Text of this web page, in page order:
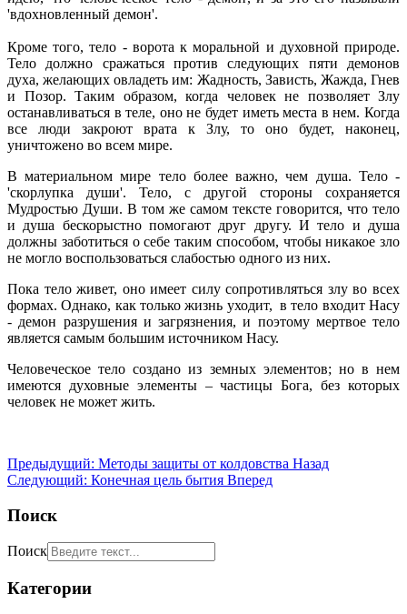
'вдохновленный демон'.
Кроме того, тело - ворота к моральной и духовной природе.
Тело должно сражаться против следующих пяти демонов
духа, желающих овладеть им: Жадность, Зависть, Жажда, Гнев
и Позор. Таким образом, когда человек не позволяет Злу
останавливаться в теле, оно не будет иметь места в нем. Когда
все люди закроют врата к Злу, то оно будет, наконец,
уничтожено во всем мире.
В материальном мире тело более важно, чем душа. Тело -
'скорлупка души'. Тело, с другой стороны сохраняется
Мудростью Души. В том же самом тексте говорится, что тело
и душа бескорыстно помогают друг другу. И тело и душа
должны заботиться о себе таким способом, чтобы никакое зло
не могло воспользоваться слабостью одного из них.
Пока тело живет, оно имеет силу сопротивляться злу во всех
формах. Однако, как только жизнь уходит, в тело входит Насу
- демон разрушения и загрязнения, и поэтому мертвое тело
является самым большим источником Насу.
Человеческое тело создано из земных элементов; но в нем
имеются духовные элементы – частицы Бога, без которых
человек не может жить.
Предыдущий: Методы защиты от колдовства Назад
Следующий: Конечная цель бытия Вперед
Поиск
Поиск
Категории